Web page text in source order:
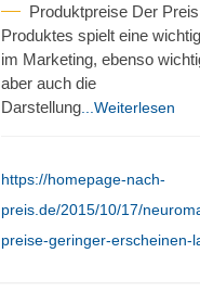
Produktpreise Der
Produktes spielt eine
im Marketing, ebenso
aber auch die
Darstellung ...Weiterlesen
https://homepage-nach-
preis.de/2015/10/17/
preise-geringer-erscheinen-